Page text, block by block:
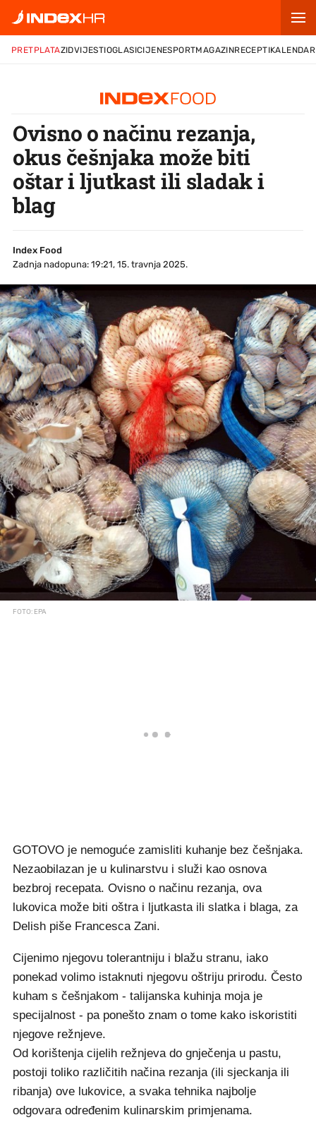
PRETPLATAZIDVIJESTIOGLASICIJENESPORTMAGAZINRECEPTIKALENDAR
Ovisno o načinu rezanja,
okus češnjaka može biti
oštar i ljutkast ili sladak i
blag
Index Food
Zadnja nadopuna: 19:21, 15. travnja 2025.
FOTO: EPA
GOTOVO je nemoguće zamisliti kuhanje bez češnjaka.
Nezaobilazan je u kulinarstvu i služi kao osnova
bezbroj recepata. Ovisno o načinu rezanja, ova
lukovica može biti oštra i ljutkasta ili slatka i blaga, za
Delish piše Francesca Zani.
Cijenimo njegovu tolerantniju i blažu stranu, iako
ponekad volimo istaknuti njegovu oštriju prirodu. Često
kuham s češnjakom - talijanska kuhinja moja je
specijalnost - pa ponešto znam o tome kako iskoristiti
njegove režnjeve.
Od korištenja cijelih režnjeva do gnječenja u pastu,
postoji toliko različitih načina rezanja (ili sjeckanja ili
ribanja) ove lukovice, a svaka tehnika najbolje
odgovara određenim kulinarskim primjenama.